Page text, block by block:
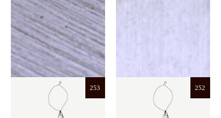
253 252